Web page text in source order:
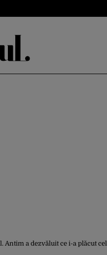
cel mai mult la expoziția ”Black Sea